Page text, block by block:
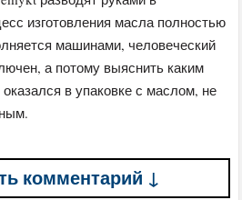
изготовления масла полностью
машинами, человеческий
а потому выяснить каким
в упаковке с маслом, не
комментарий ↓